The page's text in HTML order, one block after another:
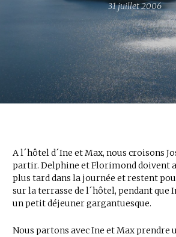
31 juillet 2006
A l´hôtel d´Ine et Max, nous croisons
partir. Delphine et Florimond doivent
plus tard dans la journée et restent
sur la terrasse de l´hôtel, pendant que
un petit déjeuner gargantuesque.
Nous partons avec Ine et Max prendre